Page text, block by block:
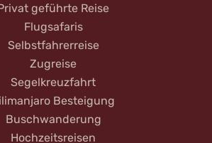
geführte Reise
Flugsafaris
Selbstfahrerreise
Zugreise
Segelkreuzfahrt
Besteigung
Buschwanderung
Hochzeitsreisen